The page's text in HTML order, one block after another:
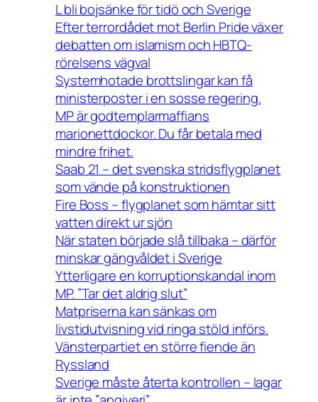
L bli bojsänke för tidö och Sverige
Efter terrordådet mot Berlin Pride växer
debatten om islamism och HBTQ-
rörelsens vägval
Systemhotade brottslingar kan få
ministerposter i en sosse regering.
MP är godtemplarmaffians
marionettdockor. Du får betala med
mindre frihet.
Saab 21 – det svenska stridsflygplanet
som vände på konstruktionen
Fire Boss – flygplanet som hämtar sitt
vatten direkt ur sjön
När staten började slå tillbaka – därför
minskar gängvåldet i Sverige
Ytterligare en korruptionskandal inom
MP. ”Tar det aldrig slut”
Matpriserna kan sänkas om
livstidutvisning vid ringa stöld införs.
Vänsterpartiet en större fiende än
Ryssland
Sverige måste återta kontrollen – lagar